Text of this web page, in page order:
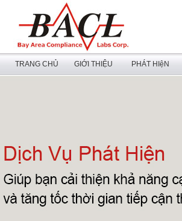
TRANG CHỦ GIỚI THIỆU PHÁT HIệN